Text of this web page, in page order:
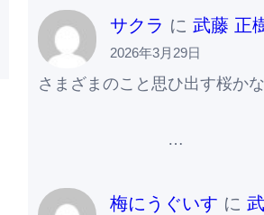
サクラ に 武藤 正
2026年3月29日
さまざまのこと思ひ出す桜かな
…
梅にうぐいす に